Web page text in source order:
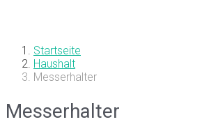
Startseite
Haushalt
Messerhalter
Messerhalter